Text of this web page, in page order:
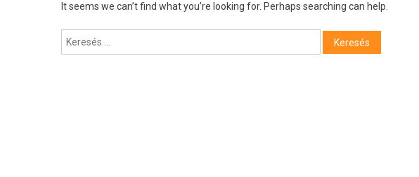
It seems we can’t find what you’re looking for. Perhaps searching can help.
Keresés: